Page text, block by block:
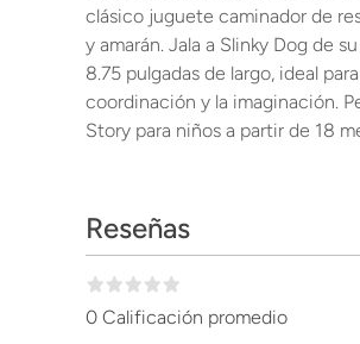
clásico juguete caminador de
y amarán. Jala a Slinky Dog de
8.75 pulgadas de largo, ideal
coordinación y la imaginación.
Story para niños a partir de 18
Reseñas
0 Calificación promedio